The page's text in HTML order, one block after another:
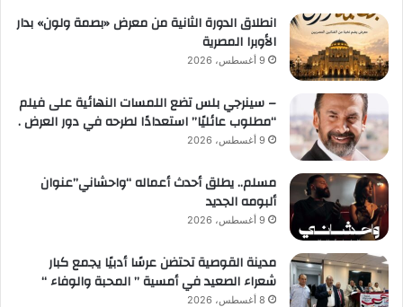
انطلاق الدورة الثانية من معرض «بصمة ولون» بدار
الأوبرا المصرية
9 أغسطس، 2026
– سينرجي بلس تضع اللمسات النهائية على فيلم
“مطلوب عائليًا” استعدادًا لطرحه في دور العرض .
9 أغسطس، 2026
مسلم.. يطلق أحدث أعماله “واحشاني”عنوان
ألبومه الجديد
9 أغسطس، 2026
مدينة القوصية تحتضن عرسًا أدبيًا يجمع كبار
شعراء الصعيد في أمسية ” المحبة والوفاء “
8 أغسطس، 2026